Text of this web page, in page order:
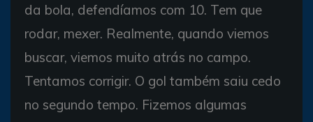
da bola, defendíamos com 10. Tem que
rodar, mexer. Realmente, quando viemos
buscar, viemos muito atrás no campo.
Tentamos corrigir. O gol também saiu cedo
no segundo tempo. Fizemos algumas